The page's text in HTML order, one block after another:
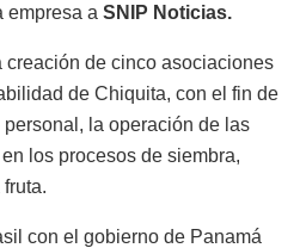
empresa a SNIP Noticias.
creación de cinco asociaciones
de Chiquita, con el fin de
la operación de las
los procesos de siembra,
con el gobierno de Panamá